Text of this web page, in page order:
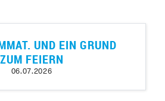
UND EIN GRUND
ZUM FEIERN
06.07.2026